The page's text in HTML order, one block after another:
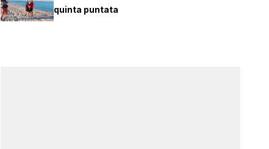
quinta puntata